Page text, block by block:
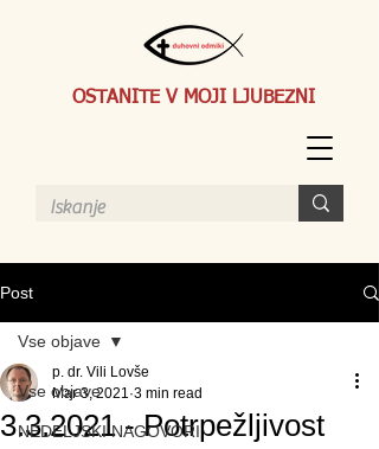
OSTANITE V MOJI LJUBEZNI
Post
Vse objave
NEDELJSKI NAGOVORI
Vse objave
3.3.2021 - Potrpežljivost
p. dr. Vili Lovše
Mar 3, 2021 3 min read